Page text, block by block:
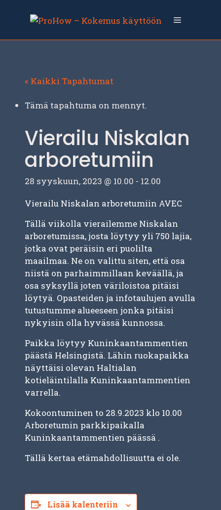
sisältöön
Valikko
« Kaikki Tapahtumat
Tämä tapahtuma on mennyt.
Vierailu Niskalan
arboretumiin
28 syyskuun, 2023 @ 10.00 - 12.00
Vierailu Niskalan arboretumiin AVEC
Tällä viikolla vierailemme Niskalan
arboretumissa, josta löytyy yli 750 lajia,
jotka ovat peräisin eri puolilta
maailmaa. Ne on valittu siten, että osa
niistä on parhaimmillaan keväällä, ja
osa syksyllä joten väriloistoa pitäisi
löytyä. Opasteiden ja infotaulujen avulla
tutustumme alueeseen jonka pitäisi
nykyisin olla hyvässä kunnossa.
Paikka löytyy Kuninkaantammentien
päästä Helsingistä. Lähin ruokapaikka
näyttäisi olevan Haltialan
kotieläintilalla Kuninkaantammentien
varrella.
Kokoontuminen to 28.9.2023 klo 10.00
Arboretumin parkkipaikalla
Kuninkaantammentien päässä .
Tällä kertaa etämahdollisuutta ei ole.
Lisää kalenteriin